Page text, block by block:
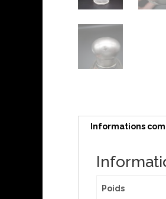
Informations
Poids